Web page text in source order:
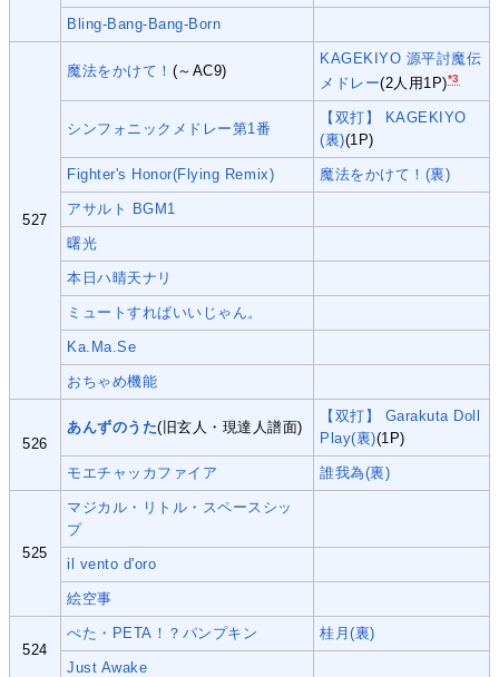
Bling-Bang-Bang-Born
527
魔法をかけて！ (～AC9)
KAGEKIYO 源平討魔伝
メドレー(2人用1P)*3
シンフォニックメドレー第1番
【双打】 KAGEKIYO
(裏)(1P)
Fighter's Honor(Flying Remix) 魔法をかけて！(裏)
アサルト BGM1
曙光
本日ハ晴天ナリ
ミュートすればいいじゃん。
Ka.Ma.Se
おちゃめ機能
526
あんずのうた(旧玄人・現達人譜面)
【双打】 Garakuta Doll
Play(裏)(1P)
モエチャッカファイア 誰我為(裏)
525
マジカル・リトル・スペースシッ
プ
il vento d'oro
絵空事
524
ぺた・PETA！？パンプキン 桂月(裏)
Just Awake